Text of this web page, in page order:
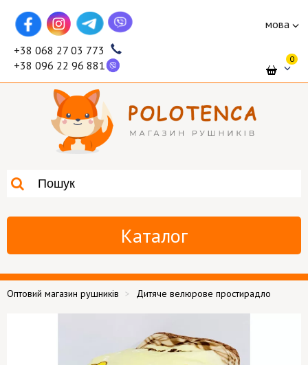
мова
+38 068 27 03 773
+38 096 22 96 881
0
Каталог
Оптовий магазин рушників Дитяче велюрове простирадло